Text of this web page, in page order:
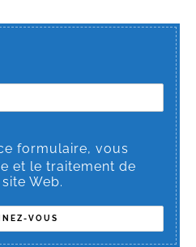
formulaire, vous
et le traitement de
Web.